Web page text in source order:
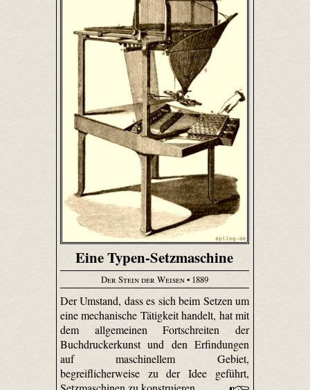
Eine Typen-Setzmaschine
Der Stein der Weisen• 1889
Der Umstand, dass es sich beim Setzen um
eine mechanische Tätigkeit handelt, hat mit
dem allgemeinen Fortschreiten der
Buchdruckerkunst und den Erfindungen
auf maschinellem Gebiet,
begreiflicherweise zu der Idee geführt,